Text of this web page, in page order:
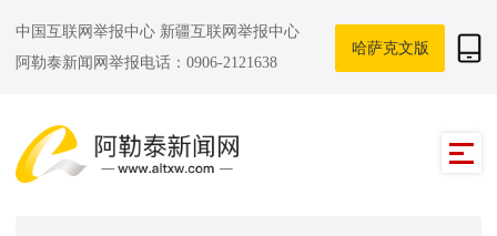
中国互联网举报中心 新疆互联网举报中心
阿勒泰新闻网举报电话：0906-2121638
哈萨克文版